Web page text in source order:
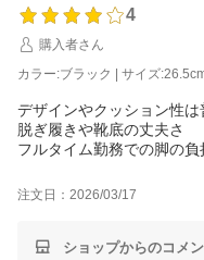
4
購入者さん
カラー:ブラック | サイズ
デザインやクッション性は
脱ぎ履きや靴底の丈夫さ
フルタイム勤務での脚の
注文日：2026/03/17
ショップからのコメ